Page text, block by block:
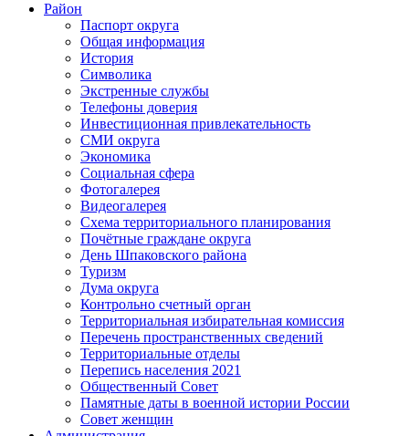
Район
Паспорт округа
Общая информация
История
Символика
Экстренные службы
Телефоны доверия
Инвестиционная привлекательность
СМИ округа
Экономика
Социальная сфера
Фотогалерея
Видеогалерея
Схема территориального планирования
Почётные граждане округа
День Шпаковского района
Туризм
Дума округа
Контрольно счетный орган
Территориальная избирательная комиссия
Перечень пространственных сведений
Территориальные отделы
Перепись населения 2021
Общественный Совет
Памятные даты в военной истории России
Совет женщин